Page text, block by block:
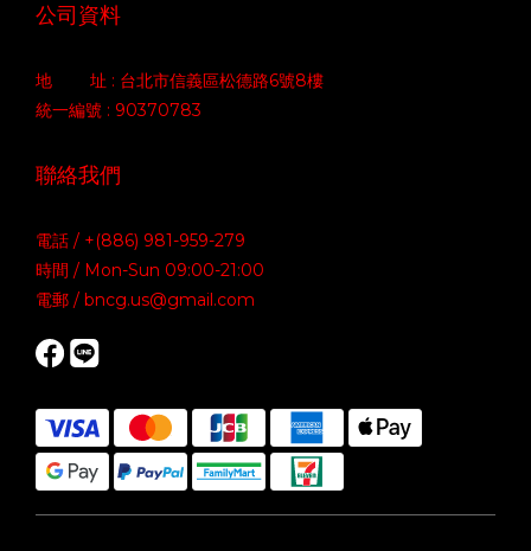
公司資料
地 址 : 台北市信義區松德路6號8樓
統一編號 : 90370783
聯絡我們
電話 / +(886) 981-959-279
時間 / Mon-Sun 09:00-21:00
電郵 / bncg.us@gmail.com